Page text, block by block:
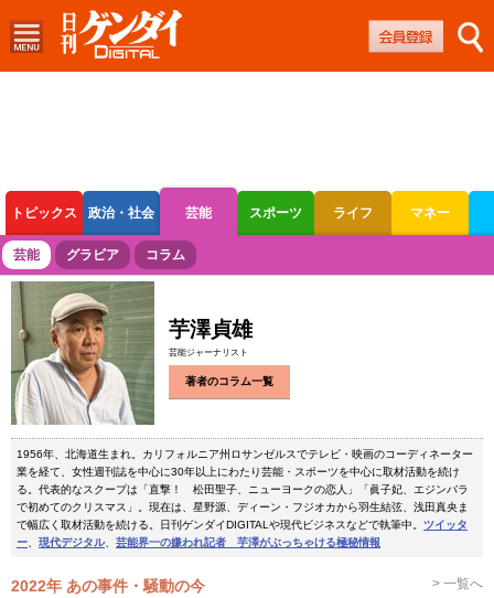
トピックス 政治・社会 芸能 スポーツ ライフ マネー
ボートレース 競輪 オートレース
芸能 グラビア コラム
芋澤貞雄
芸能ジャーナリスト
著者のコラム一覧
1956年、北海道生まれ。カリフォルニア州ロサンゼルスでテレビ・映画のコーディネーター
業を経て、女性週刊誌を中心に30年以上にわたり芸能・スポーツを中心に取材活動を続け
る。代表的なスクープは「直撃！ 松田聖子、ニューヨークの恋人」「眞子妃、エジンバラ
で初めてのクリスマス」。現在は、星野源、ディーン・フジオカから羽生結弦、浅田真央ま
で幅広く取材活動を続ける。日刊ゲンダイDIGITALや現代ビジネスなどで執筆中。 ツイッタ
ー
現代デジタル、 芸能界一の嫌われ記者 芋澤がぶっちゃける極秘情報
2022年 あの事件・騒動の今 > 一覧へ